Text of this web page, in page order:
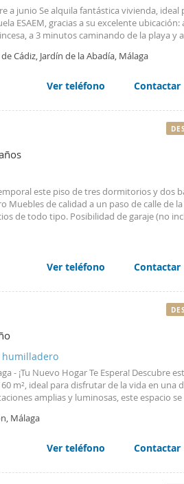
a junio Se alquila fantástica vivienda, ideal
ESAEM, gracias a su excelente ubicación:
a 3 minutos caminando de la playa y
farmacias, etc. La vivienda dispone de
con cocina integrada y equipada,
El precio incluye agua e internet, lo que
práctica para estudiantes. Importante: El
a junio. En cumplimiento del Decreto
el Reglamento de Información al
en Andalucía, se informa al cliente
de intermediación y/o financieros,
o al alquiler, no están incluidos en el
Cádiz, Jardín de la Abadía, Málaga
Ver teléfono Contactar
este piso de tres dormitorios y dos
Muebles de calidad a un paso de calle de
de todo tipo. Posibilidad de garaje (no
Ver teléfono Contactar
humilladero
- ¡Tu Nuevo Hogar Te Espera! Descubre
m², ideal para disfrutar de la vida en una
amplias y luminosas, este espacio
al salón es perfecta para socializar mientras
horno, vitrocerámica, nevera y lavadora.
y una zona de almacenamiento que
un almacenamiento adicional, manteniendo
baja, exterior, te brinda la comodidad
Málaga
Ver teléfono Contactar